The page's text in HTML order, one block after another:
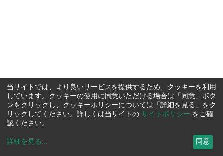
当サイトでは、より良いサービスを提供するため、クッキーを利用
しています。クッキーの使用に同意いただける場合は「同意」ボタ
ンをクリックし、クッキーポリシーについては「詳細を見る」をク
リックしてください。詳しくは当サイトの サイトポリシー をご確
認ください。
詳細を見る ... 同意